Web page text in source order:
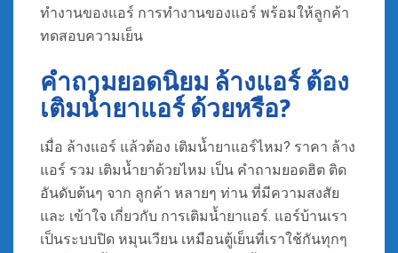
ทำงานของแอร์ การทำงานของแอร์ พร้อมให้ลูกค้า
ทดสอบความเย็น
คำถามยอดนิยม ล้างแอร์ ต้อง
เติมน้ำยาแอร์ ด้วยหรือ?
เมื่อ ล้างแอร์ แล้วต้อง เติมน้ำยาแอร์ไหม? ราคา ล้าง
แอร์ รวม เติมน้ำยาด้วยไหม เป็น คำถามยอดฮิต ติด
อันดับต้นๆ จาก ลูกค้า หลายๆ ท่าน ที่มีความสงสัย
และ เข้าใจ เกี่ยวกับ การเติมน้ำยาแอร์. แอร์บ้านเรา
เป็นระบบปิด หมุนเวียน เหมือนตู้เย็นที่เราใช้กันทุกๆ